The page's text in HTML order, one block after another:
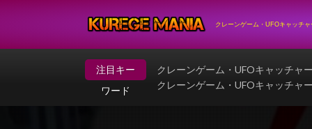
クレーンゲーム・UFOキャッチ
注目キー
ワード
クレーンゲーム・UFOキャッチャ
クレーンゲーム・UFOキャッチャ